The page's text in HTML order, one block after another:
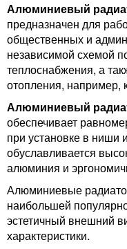
Алюминиевый
предназначен для
общественных и
независимой схемой
теплоснабжения, а
отопления, например,
Алюминиевый
обеспечивает
при установке в ниши
обуславливается
алюминия и
Алюминиевые
наибольшей
эстетичный внешний
характеристики.